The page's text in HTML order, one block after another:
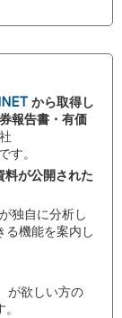
から取得し
報告書・有価
す。
が公開された
独自に分析し
る機能を案内し
が欲しい方の